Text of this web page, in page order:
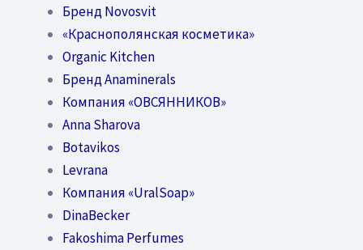
Бренд Novosvit
«Краснополянская косметика»
Organic Kitchen
Бренд Anaminerals
Компания «ОВСЯННИКОВ»
Anna Sharova
Botavikos
Levrana
Компания «UralSoap»
DinaBecker
Fakoshima Perfumes